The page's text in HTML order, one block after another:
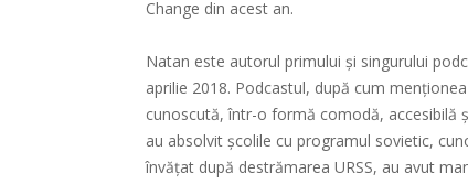
Change din acest an.
Natan este autorul primului și singurului
aprilie 2018. Podcastul, după cum
cunoscută, într-o formă comodă, accesibilă
au absolvit școlile cu programul sovietic,
învățat după destrămarea URSS, au avut